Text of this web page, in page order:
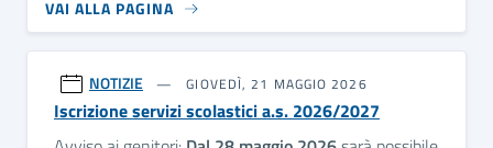
VAI ALLA PAGINA
NOTIZIE GIOVEDÌ, 21 MAGGIO 2026
Iscrizione servizi scolastici a.s. 2026/2027